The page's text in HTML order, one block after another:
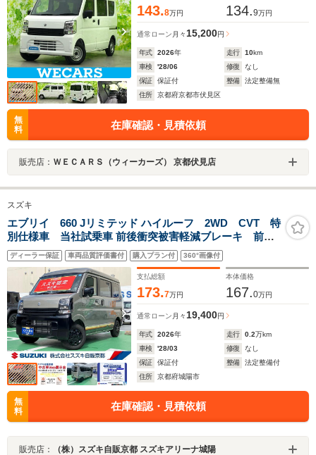
143.8万円 134.9万円
通常ローン 月々15,200円
年式 2026年 走行 10km
車検
'28/06 修復
なし
保証
保証付 整備
法定整備無
住所
京都府京都市伏見区
無
料
在庫確認・見積依頼
販売店： ＷＥＣＡＲＳ（ウィーカーズ） 京都伏見店
スズキ
エブリイ 660 Jリミテッド ハイルーフ 2WD CVT 特
別仕様車 当社試乗車 前後衝突被害軽減ブレーキ 前後
誤発進抑制機能 車線逸脱警報機能 パーキングセンサ
ー オーディオスイッチ オートライト オートハイビ
ーム アイドリングストップ
ディーラー保証 車両品質評価書付 購入プラン付 360°画像付
支払総額
173.7万円
本体価格
167.0万円
通常ローン 月々 19,400円
年式 2026年 走行 0.2万km
車検
'28/03 修復
なし
保証
保証付 整備
法定整備付
住所
京都府城陽市
無
料
在庫確認・見積依頼
販売店： （株）スズキ自販京都 スズキアリーナ城陽